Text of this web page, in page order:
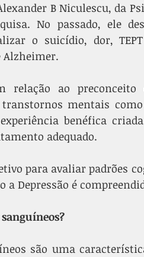
B Niculescu, da
No passado, ele
o suicídio, dor,
Alzheimer.
relação ao
mentais
benéfica
adequado.
para avaliar padrões
a Depressão é
são uma